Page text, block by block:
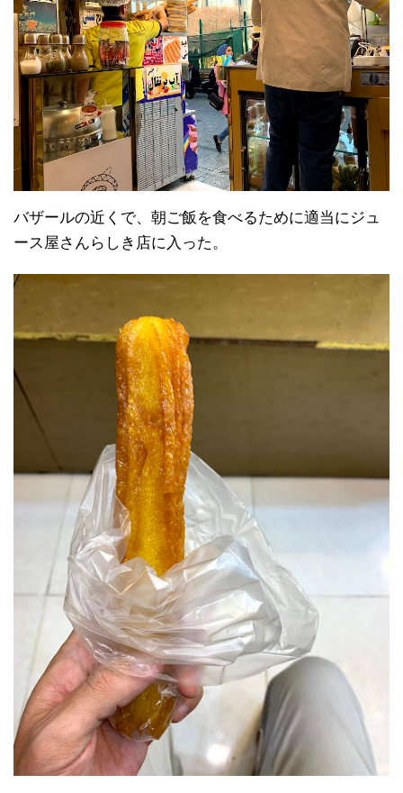
バザールの近くで、朝ご飯を食べるために適当にジュ
ース屋さんらしき店に入った。